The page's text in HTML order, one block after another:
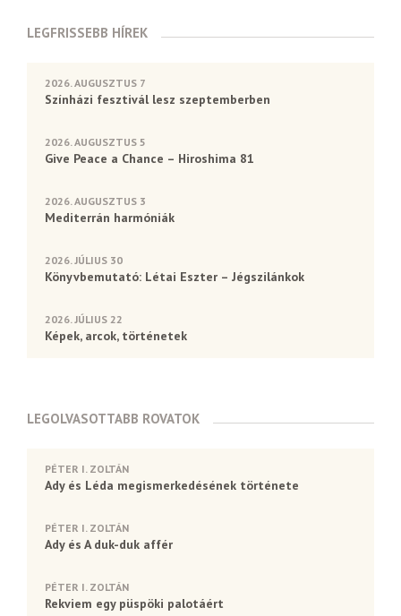
LEGFRISSEBB HÍREK
2026. AUGUSZTUS 7
Színházi fesztivál lesz szeptemberben
2026. AUGUSZTUS 5
Give Peace a Chance – Hiroshima 81
2026. AUGUSZTUS 3
Mediterrán harmóniák
2026. JÚLIUS 30
Könyvbemutató: Létai Eszter – Jégszilánkok
2026. JÚLIUS 22
Képek, arcok, történetek
LEGOLVASOTTABB ROVATOK
PÉTER I. ZOLTÁN
Ady és Léda megismerkedésének története
PÉTER I. ZOLTÁN
Ady és A duk-duk affér
PÉTER I. ZOLTÁN
Rekviem egy püspöki palotáért